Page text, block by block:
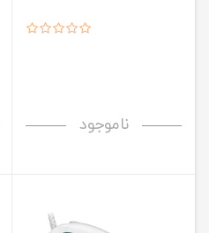
ناموجود